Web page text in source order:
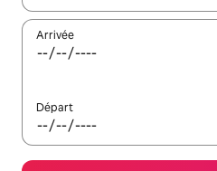
Arrivée
Départ